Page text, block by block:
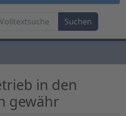
in den
gewähr